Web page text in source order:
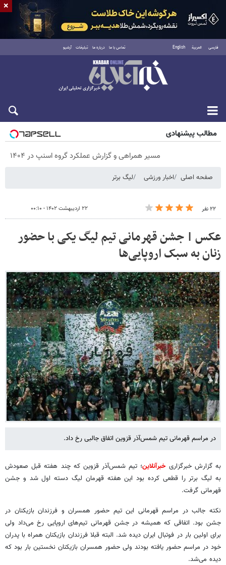
فارسی العربية English تماس با ما درباره ما تبلیغات آرشیو
پنجشنبه ۱۵ مرداد ۱۴۰۵
مطالب پیشنهادی
مسیر همراهی و گزارش عملکرد گروه اسنپ در ۱۴۰۴
صفحه اصلی اخبار ورزشی لیگ برتر
۲۲ نفر ۲۲ اردیبهشت ۱۴۰۲ - ۰۰:۱۰
عکس | جشن قهرمانی تیم لیگ یکی با حضور
زنان به سبک اروپایی‌ها
در مراسم قهرمانی تیم شمس‌آذر قزوین اتفاق جالبی رخ داد.
به گزارش خبرگزاریخبرآنلاین؛ تیم شمس‌آذر قزوین که چند هفته قبل صعودش
به لیگ برتر را قطعی کرده بود این هفته قهرمان لیگ دسته اول شد و جشن
قهرمانی گرفت.
نکته جالب در مراسم قهرمانی این تیم حضور همسران و فرزندان بازیکنان در
جشن بود. اتفاقی که همیشه در جشن قهرمانی تیم‌های اروپایی رخ می‌داد ولی
برای اولین بار در فوتبال ایران دیده شد. البته قبلا فرزندان بازیکنان همراه با پدران
خود در مراسم حضور یافته بودند ولی حضور همسران بازیکنان نخستین بار بود که
دیده می‌شد.
×